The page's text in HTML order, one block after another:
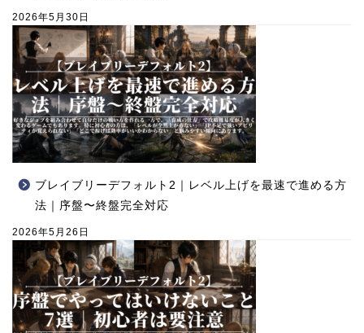
2026年5月30日
ブレイブリーデフォルト2｜レベル上げを最速で進める方
法｜序盤〜終盤完全対応
2026年5月26日